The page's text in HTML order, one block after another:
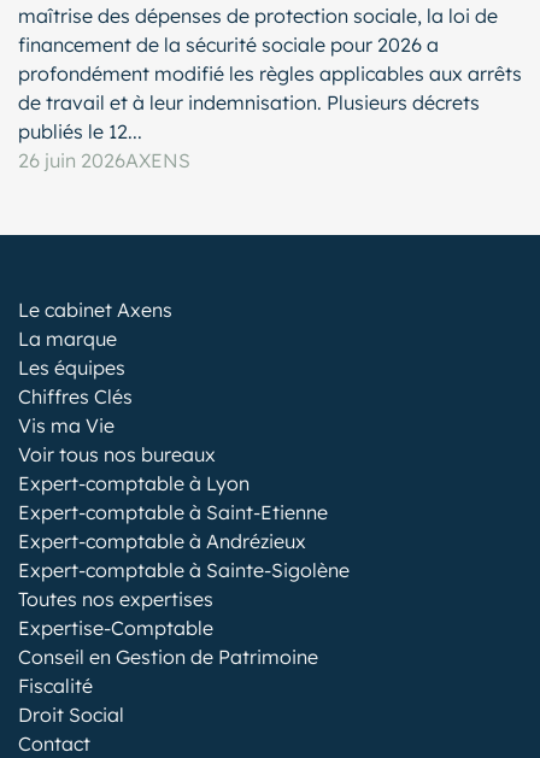
maîtrise des dépenses de protection sociale, la loi de
financement de la sécurité sociale pour 2026 a
profondément modifié les règles applicables aux arrêts
de travail et à leur indemnisation. Plusieurs décrets
publiés le 12...
26 juin 2026AXENS
Le cabinet Axens
La marque
Les équipes
Chiffres Clés
Vis ma Vie
Voir tous nos bureaux
Expert-comptable à Lyon
Expert-comptable à Saint-Etienne
Expert-comptable à Andrézieux
Expert-comptable à Sainte-Sigolène
Toutes nos expertises
Expertise-Comptable
Conseil en Gestion de Patrimoine
Fiscalité
Droit Social
Contact